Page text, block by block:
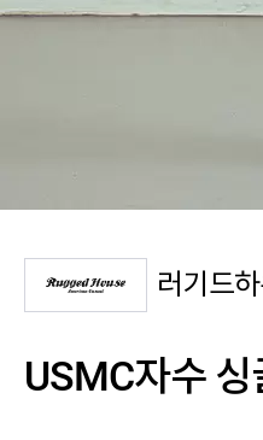
러기드
USMC자수 싱